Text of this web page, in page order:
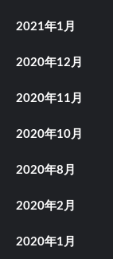
2021年1月
2020年12月
2020年11月
2020年10月
2020年8月
2020年2月
2020年1月